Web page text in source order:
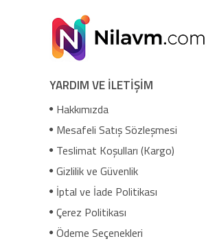
YARDIM VE İLETİŞİM
Hakkımızda
Mesafeli Satış Sözleşmesi
Teslimat Koşulları (Kargo)
Gizlilik ve Güvenlik
İptal ve İade Politikası
Çerez Politikası
Ödeme Seçenekleri